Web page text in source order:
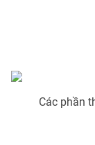
Các phần